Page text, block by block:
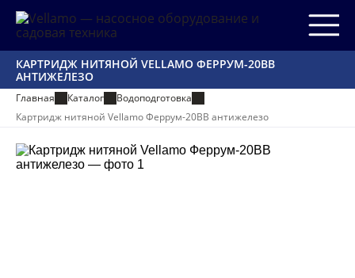
КАРТРИДЖ НИТЯНОЙ VELLAMO ФЕРРУМ-20BB
АНТИЖЕЛЕЗО
Главная Каталог
Водоподготовка
Картридж нитяной Vellamo Феррум-20BB антижелезо